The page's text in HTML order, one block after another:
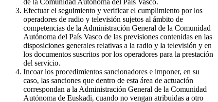
Efectuar el seguimiento y verificar el cumplimiento por los
operadores de radio y televisión sujetos al ámbito de
competencias de la Administración General de la Comunidad
Autónoma del País Vasco de las previsiones contenidas en las
disposiciones generales relativas a la radio y la televisión y en
los documentos suscritos por los operadores para la prestación
del servicio.
Incoar los procedimientos sancionadores e imponer, en su
caso, las sanciones que dentro de esta área de actuación
correspondan a la Administración General de la Comunidad
Autónoma de Euskadi, cuando no vengan atribuidas a otro